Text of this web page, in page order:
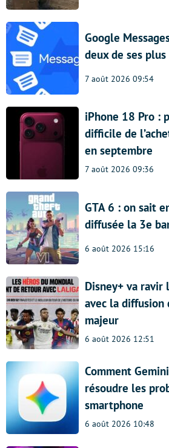
Google
deux de ses
7 août 2026 09:54
iPhone 18 Pro :
difficile de
en septembre
7 août 2026 09:36
GTA 6 : on sait
diffusée la 3e
6 août 2026 15:16
Disney+ va ravir
avec la diffusion
majeur
6 août 2026 12:51
Comment
résoudre les
smartphone
6 août 2026 10:48